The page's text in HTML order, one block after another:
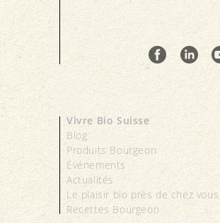
Vivre Bio Suisse
Blog
Produits Bourgeon
Événements
Actualités
Le plaisir bio près de chez vous
Recettes Bourgeon